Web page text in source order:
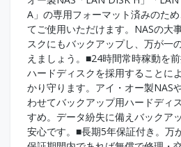
A」の専用フォーマット済みのた
てご使用いただけます。NASの大
スクにもバックアップし、万が一
えましょう。■24時間常時稼動を
ハードディスクを採用することに
かり守ります。アイ・オー製NAS
わせてバックアップ用ハードディ
すめ。データ紛失に備えバックア
安心です。■長期5年保証付き。万